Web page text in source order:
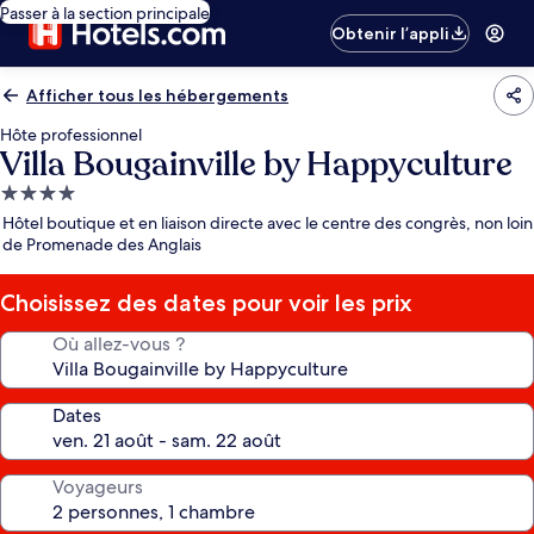
Passer à la section principale
Obtenir l’appli
Afficher tous les hébergements
Hôte professionnel
Villa Bougainville by Happyculture
Hébergement
4.0 étoiles
Hôtel boutique et en liaison directe avec le centre des congrès, non loin
de Promenade des Anglais
Choisissez des dates pour voir les prix
Où allez-vous ?
Dates
Voyageurs